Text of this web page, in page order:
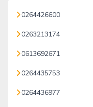
0264426600
0263213174
0613692671
0264435753
0264436977